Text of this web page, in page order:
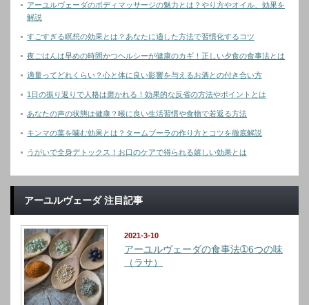
アーユルヴェーダのボディマッサージの魅力とは？やり方やオイル、効果を
解説
すごすぎる瞑想の効果とは？あなたに適した方法で習慣化するコツ
夜ごはんは早めの時間かつヘルシーが健康のカギ！正しい夕食の食事法とは
適量ってどれくらい？心と体に良い影響を与えるお酒との付き合い方
1日の振り返りで人格は磨かれる！効果的な反省の方法やポイントとは
あなたの声の状態は健康？喉に良い生活習慣や食物で若返る方法
キンマの葉を噛む効果とは？タームブーラの作り方とコツを徹底解説
うがいで全身デトックス！お口のケアで得られる嬉しい効果とは
アーユルヴェーダ 注目記事
2021-3-10
アーユルヴェーダの食事法➀6つの味
（ラサ）